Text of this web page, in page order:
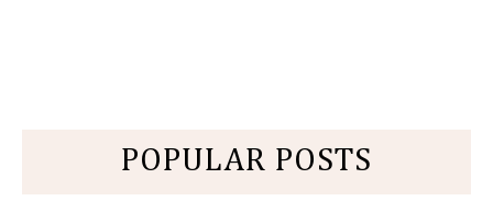
POPULAR POSTS